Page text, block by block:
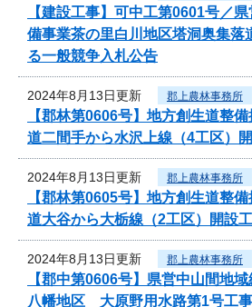
【建設工事】可中工第0601号／
備事業茶の里白川地区塔洞奥集落
る一般競争入札公告
2024年8月13日更新 郡上農林事務所
【郡林第0606号】地方創生道整
道二間手から水沢上線（4工区）
2024年8月13日更新 郡上農林事務所
【郡林第0605号】地方創生道整
道大谷から大栃線（2工区）開設
2024年8月13日更新 郡上農林事務所
【郡中第0606号】県営中山間地
八幡地区 大原野用水路第1号工